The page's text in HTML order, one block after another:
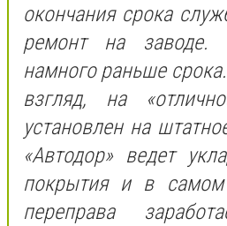
окончания срока
ремонт на заводе.
намного раньше
взгляд, на
установлен на
«Автодор» ведет
покрытия и в
переправа